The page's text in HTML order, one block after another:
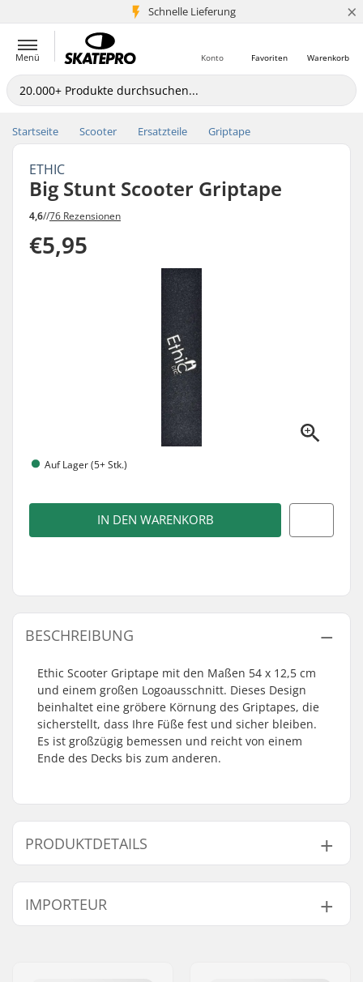
Schnelle Lieferung
5+ Mio. Kunden ×
Menü Warenkorb
Favoriten
Konto
Startseite Scooter Ersatzteile Griptape
ETHIC
Big Stunt Scooter Griptape
4,6//76 Rezensionen
€5,95
Auf Lager (5+ Stk.)
IN DEN WARENKORB
BESCHREIBUNG
Ethic Scooter Griptape mit den Maßen 54 x 12,5 cm
und einem großen Logoausschnitt. Dieses Design
beinhaltet eine gröbere Körnung des Griptapes, die
sicherstellt, dass Ihre Füße fest und sicher bleiben.
Es ist großzügig bemessen und reicht von einem
Ende des Decks bis zum anderen.
PRODUKTDETAILS
Length:
54cm (21.3")
Width:
Gewicht:
10g
IMPORTEUR